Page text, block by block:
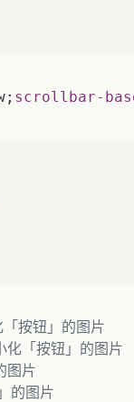
scrollbar-
「按钮」的图片
化「按钮」的
的图片
」的图片